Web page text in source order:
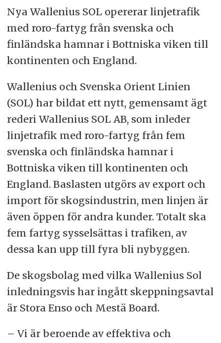
Nya Wallenius SOL opererar linjetrafik
med roro-fartyg från svenska och
finländska hamnar i Bottniska viken till
kontinenten och England.
Wallenius och Svenska Orient Linien
(SOL) har bildat ett nytt, gemensamt ägt
rederi Wallenius SOL AB, som inleder
linjetrafik med roro-fartyg från fem
svenska och finländska hamnar i
Bottniska viken till kontinenten och
England. Baslasten utgörs av export och
import för skogsindustrin, men linjen är
även öppen för andra kunder. Totalt ska
fem fartyg sysselsättas i trafiken, av
dessa kan upp till fyra bli nybyggen.
De skogsbolag med vilka Wallenius Sol
inledningsvis har ingått skeppningsavtal
är Stora Enso och Mestä Board.
– Vi är beroende av effektiva och